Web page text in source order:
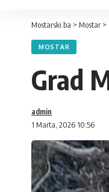
Mostarski.ba > Mostar >
MOSTAR
Grad
1 Marta, 2026 10:56
admin